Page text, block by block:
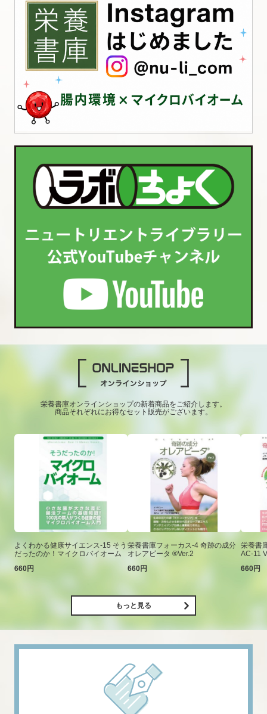
栄養書庫オンラインショップの新着商品をご紹介します。
商品それぞれにお得なセット販売がございます。
よくわかる健康サイエンス-15 そう
だったのか！マイクロバイオーム
660円
栄養書庫フォーカス-4 奇跡の成分
オレアビータ ®Ver.2
660円
栄養書
AC-11
660円
もっと見る